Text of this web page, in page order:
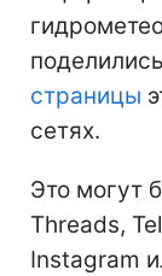
страницы
сетях.
Это могут
Threads,
Instagram